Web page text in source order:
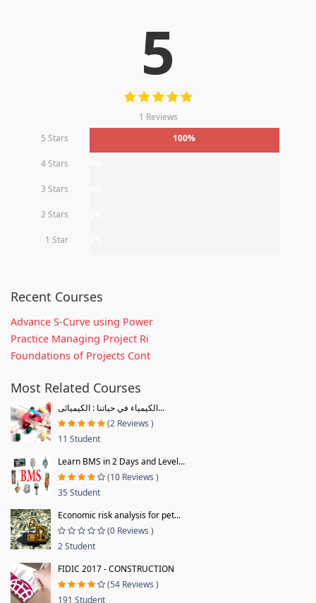
5
1 Reviews
5 Stars
100%
4 Stars
3 Stars
2 Stars
1 Star
Recent Courses
Advance S-Curve using Power
Practice Managing Project Ri
Foundations of Projects Cont
Most Related Courses
الكيمياء في حياتنا : الكيميائى...
(2 Reviews )
11 Student
Learn BMS in 2 Days and Level...
(10 Reviews )
35 Student
Economic risk analysis for pet...
(0 Reviews )
2 Student
FIDIC 2017 - CONSTRUCTION
(54 Reviews )
191 Student